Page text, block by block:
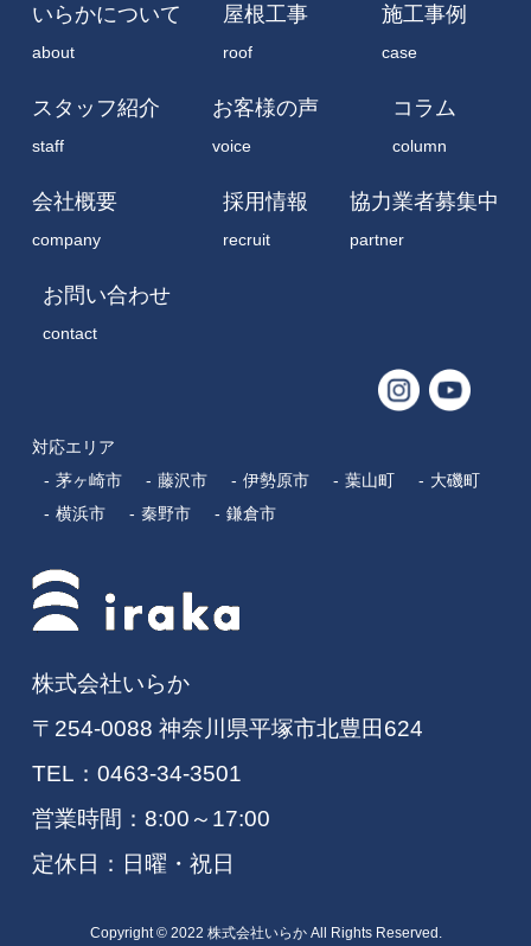
いらかについて
about
屋根工事
roof
施工事例
case
スタッフ紹介
staff
お客様の声
voice
コラム
column
会社概要
company
採用情報
recruit
協力業者募集中
partner
お問い合わせ
contact
対応エリア
茅ヶ崎市
藤沢市 伊勢原市 葉山町
大磯町
横浜市
秦野市 鎌倉市
株式会社いらか
〒254-0088 神奈川県平塚市北豊田624
TEL： 0463-34-3501
営業時間：8:00～17:00
定休日：日曜・祝日
Copyright © 2022 株式会社いらか All Rights Reserved.